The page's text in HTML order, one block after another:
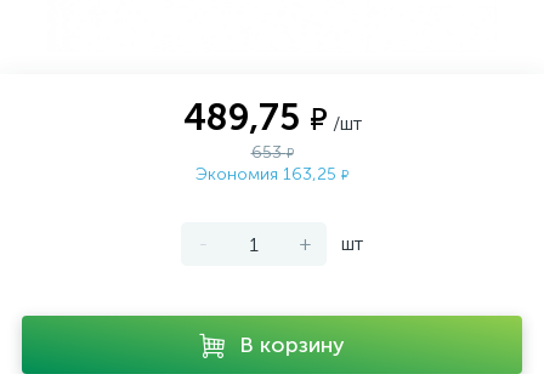
489,75 ₽ /шт
653₽
Экономия 163,25 ₽
- + шт
В корзину